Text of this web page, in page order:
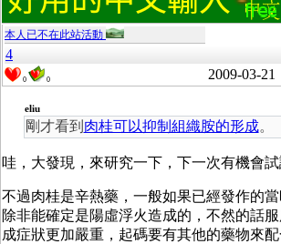
本人已不在此站活動
4
0 0 2009-03-21
eliu
剛才看到 肉桂可以抑制組織胺的形成。
哇，大發現，來研究一下，下一次有機會試
不過肉桂是辛熱藥，一般如果已經發作的當
除非能確定是陽虛浮火造成的，不然的話
成症狀更加嚴重，起碼要有其他的藥物來配